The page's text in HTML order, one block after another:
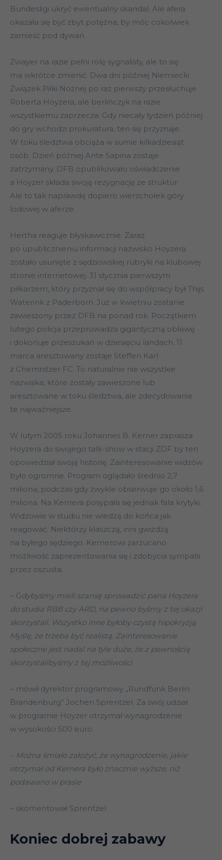
Bundesligi ukryć ewentualny skandal. Ale afera
okazała się być zbyt potężna, by móc cokolwiek
zamieść pod dywan.
Zwayer na razie pełni rolę sygnalisty, ale to się
ma wkrótce zmienić. Dwa dni później Niemiecki
Związek Piłki Nożnej po raz pierwszy przesłuchuje
Roberta Hoyzera, ale berlińczyk na razie
wszystkiemu zaprzecza. Gdy niecały tydzień później
do gry wchodzi prokuratura, ten się przyznaje.
W toku śledztwa obciąża w sumie kilkadziesiąt
osób. Dzień później Ante Sapina zostaje
zatrzymany. DFB opublikowało oświadczenie
a Hoyzer składa swoją rezygnację ze struktur.
Ale to tak naprawdę dopiero wierzchołek góry
lodowej w aferze.
Hertha reaguje błyskawicznie. Zaraz
po upublicznieniu informacji nazwisko Hoyzera
zostało usunięte z sędziowskiej rubryki na klubowej
stronie internetowej. 31 stycznia pierwszym
piłkarzem, który przyznał się do współpracy był Thijs
Waterink z Paderborn. Już w kwietniu zostanie
zawieszony przez DFB na ponad rok. Początkiem
lutego policja przeprowadza gigantyczną obławę
i dokonuje przeszukań w dziesięciu landach. 11
marca aresztowany zostaje Steffen Karl
z Chemnitzer FC. To naturalnie nie wszystkie
nazwiska, które zostały zawieszone lub
aresztowane w toku śledztwa, ale zdecydowanie
te najważniejsze.
W lutym 2005 roku Johannes B. Kerner zaprasza
Hoyzera do swojego talk-show w stacji ZDF by ten
opowiedział swoją historię. Zainteresowanie widzów
było ogromne. Program oglądało średnio 2,7
miliona, podczas gdy zwykle obserwuje go około 1,6
miliona. Na Kernera posypała się jednak fala krytyki.
Widzowie w studiu nie wiedzą do końca jak
reagować. Niektórzy klaszczą, inni gwiżdżą
na byłego sędziego. Kernerowi zarzucano
możliwość zaprezentowania się i zdobycia sympatii
przez oszusta.
– Gdybyśmy mieli szansę sprowadzić pana Hoyzera
do studia RBB czy ARD, na pewno byśmy z tej okazji
skorzystali. Wszystko inne byłoby czystą hipokryzją.
Myślę, że trzeba być realistą. Zainteresowanie
społeczne jest nadal na tyle duże, że z pewnością
skorzystalibyśmy z tej możliwości
– mówił dyrektor programowy „Rundfunk Berlin
Brandenburg” Jochen Sprentzel. Za swój udział
w programie Hoyzer otrzymał wynagrodzenie
w wysokości 500 euro.
– Można śmiało założyć, że wynagrodzenie, jakie
otrzymał od Kernera było znacznie wyższe, niż
podawano w prasie
– skomentował Sprentzel.
Koniec dobrej zabawy